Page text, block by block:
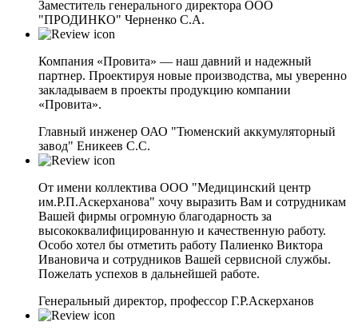
Заместитель генерального директора ООО
"ПРОДИНКО" Черненко С.А.
Компания «Провита» — наш давний и надежный
партнер. Проектируя новые производства, мы уверенно
закладываем в проекты продукцию компании
«Провита».
Главный инженер ОАО "Тюменский аккумуляторный
завод" Еникеев С.С.
От имени коллектива ООО "Медицинский центр
им.Р.П.Аскерханова" хочу выразить Вам и сотрудникам
Вашей фирмы огромную благодарность за
высококвалифицированную и качественную работу.
Особо хотел бы отметить работу Палиенко Виктора
Ивановича и сотрудников Вашей сервисной службы.
Пожелать успехов в дальнейшей работе.
Генеральный директор, профессор Г.Р.Аскерханов